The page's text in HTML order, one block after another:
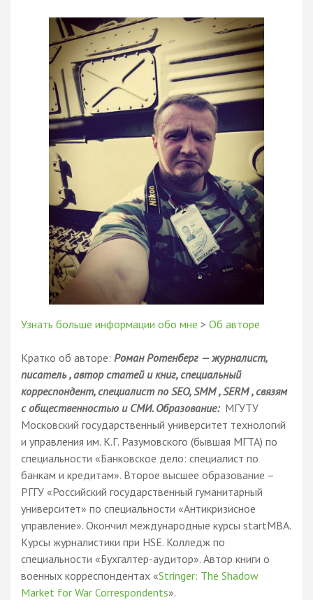
Узнать больше информации обо мне > Об авторе
Кратко об авторе: Роман Ротенберг — журналист,
писатель , автор статей и книг, специальный
корреспондент, специалист по SEO, SMM , SERM , связям
с общественностью и СМИ. Образование:МГУТУ
Московский государственный университет технологий
и управления им. К.Г. Разумовского (бывшая МГТА) по
специальности «Банковское дело: специалист по
банкам и кредитам». Второе высшее образование –
РГГУ «Российский государственный гуманитарный
университет» по специальности «Антикризисное
управление». Окончил международные курсы startMBA.
Курсы журналистики при HSE. Колледж по
специальности «Бухгалтер-аудитор». Автор книги о
военных корреспондентах «Stringer: The Shadow
Market for War Correspondents».